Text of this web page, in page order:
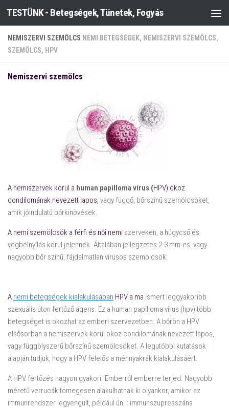
Skip to content
TESTÜNK - Betegségek, Tünetek, Fogyás
NEMISZERVI SZEMÖLCS NEMI BETEGSÉGEK, NEMISZERVI SZEMÖLCS,
SZEMÖLCS, HPV
Nemiszervi szemölcs
A nemiszervek körül a human papilloma vírus (HPV) okoz
condilomának nevezett lapos, vagy függő, bőrszínű szemölcsöket,
amik jóindulatú bőrkinövések.
A nemi szemölcsök a férfi és női nemi szerveken, a húgycső és
végbélnyílás körül jelennek. Általában jellegzetes 2-3 mm-es, vagy
nagyobb bőr színű, fájdalmatlan vírusos szemölcsök.
A nemi betegségek kialakulásában HPV a ma ismert leggyakoribb
szexuális úton fertőző ágens. Ez a human papilloma vírus (hpv) több
betegséget is okozhat az emberi szervezetben. A bőrön a HPV
elsősorban a nemiszervek körül okoz condilomának nevezett lapos,
vagy függölyszerű bőrszínű szemölcsöket. A legutóbbi kutatások
alapján tudjuk, hogy a HPV felelős a méhnyakrák kialakulásáért.
A HPV fertőzés nagyon gyakori. Emberről emberre terjed. Nagyobb
méretű verrucák tömegesen alakulhatnak ki olyankor, amikor az
immunrendszer legyengült, például ún. : immunszupresszáns